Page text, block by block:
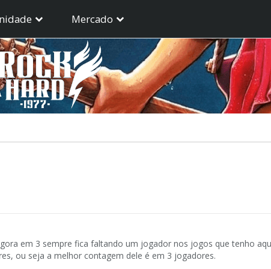
Mercado
em 3 sempre fica faltando um jogador nos jogos que tenho
ou seja a melhor contagem dele é em 3 jogadores.